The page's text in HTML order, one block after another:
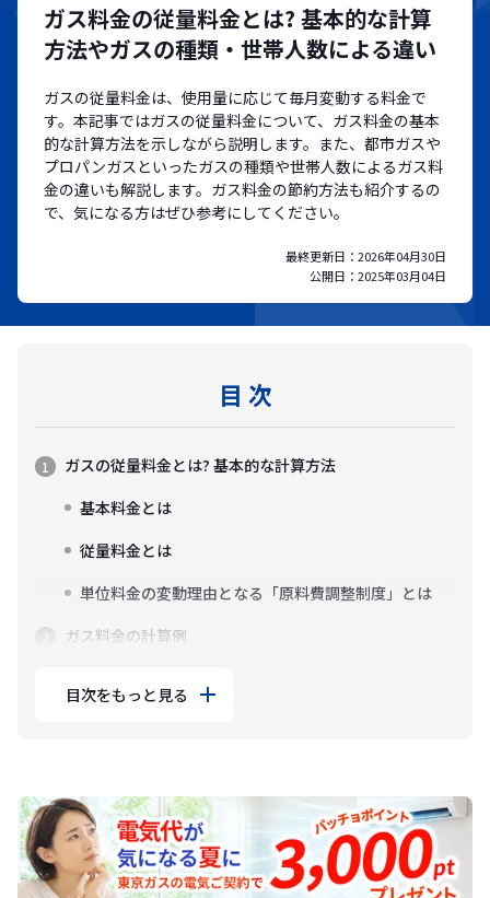
ガス料金の従量料金とは? 基本的な計算
方法やガスの種類・世帯人数による違い
ガスの従量料金は、使用量に応じて毎月変動する料金で
す。本記事ではガスの従量料金について、ガス料金の基本
的な計算方法を示しながら説明します。また、都市ガスや
プロパンガスといったガスの種類や世帯人数によるガス料
金の違いも解説します。ガス料金の節約方法も紹介するの
で、気になる方はぜひ参考にしてください。
最終更新日： 2026年04月30日
公開日： 2025年03月04日
目 次
ガスの従量料金とは? 基本的な計算方法
基本料金とは
従量料金とは
単位料金の変動理由となる「原料費調整制度」とは
ガス料金の計算例
目次をもっと見る